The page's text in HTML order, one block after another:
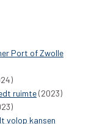
Port of Zwolle
ruimte(2023)
volop kansen